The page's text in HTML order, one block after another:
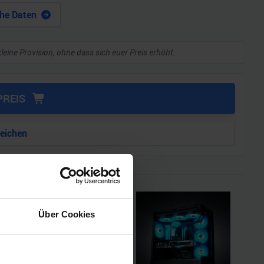
Über Cookies
Daten
Provision, ohne dass sich euer Preis erhöht.
MSI Gaming-PC zu
und den